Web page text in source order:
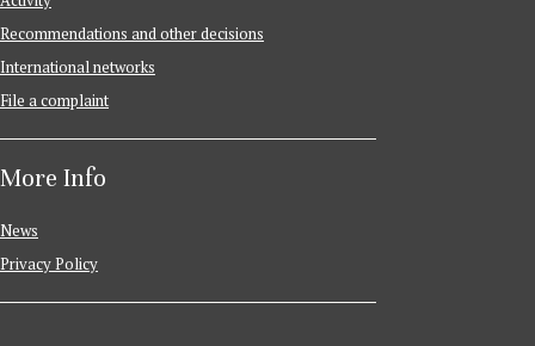
Recommendations and other decisions
International networks
File a complaint
More Info
News
Privacy Policy